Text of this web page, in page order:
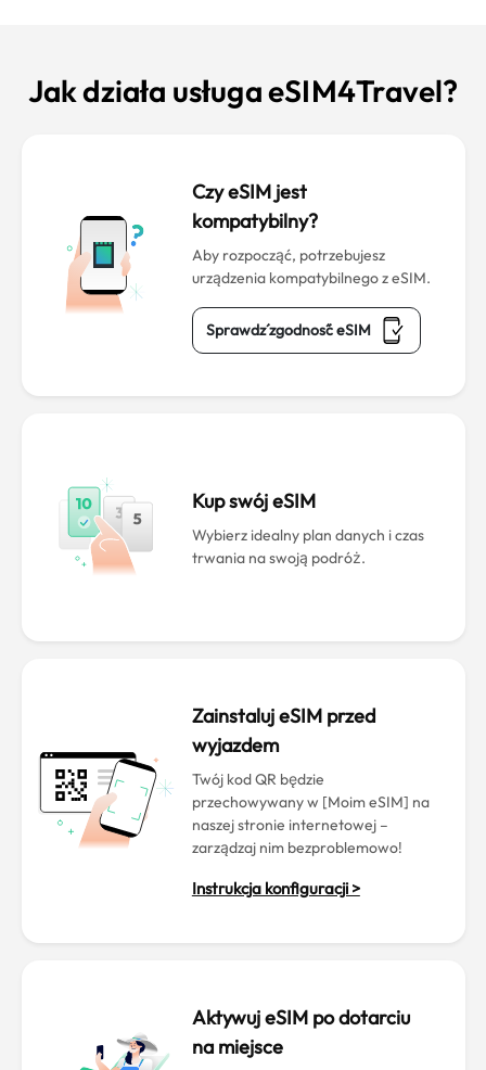
Jak działa usługa eSIM4Travel?
Czy eSIM jest
kompatybilny?
Aby rozpocząć, potrzebujesz
urządzenia kompatybilnego z eSIM.
Sprawdź zgodność eSIM
Kup swój eSIM
Wybierz idealny plan danych i czas
trwania na swoją podróż.
Zainstaluj eSIM przed
wyjazdem
Twój kod QR będzie
przechowywany w [Moim eSIM] na
naszej stronie internetowej –
zarządzaj nim bezproblemowo!
Instrukcja konfiguracji >
Aktywuj eSIM po dotarciu
na miejsce